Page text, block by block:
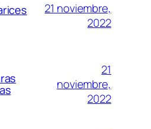
21 noviembre,
2022
21
noviembre,
2022